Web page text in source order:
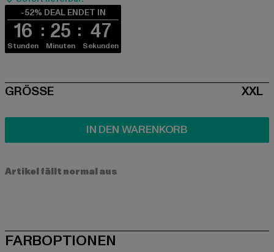
-52% DEAL ENDET IN
16
Stunden
25
Minuten
46
Sekunden
SIZE
GRÖSSE XXL
IN DEN WARENKORB
Artikel fällt normal aus
FARBOPTIONEN